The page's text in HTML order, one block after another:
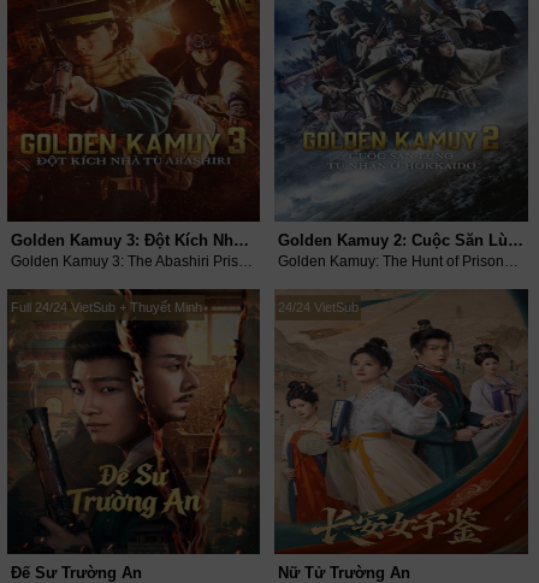
Golden Kamuy 3: Đột Kích Nhà Tù Abashiri
Golden Kamuy 3: The Abashiri Prison Raid (2026)
Golden Kamuy 2: Cuộc Săn Lùng Tù Nhân Ở Hokkaido
Golden Kamuy: The Hunt of Prisoners in Hokkaido (2024)
Full 24/24 VietSub + Thuyết Minh
Đế Sư Trường An
24/24 VietSub
Nữ Tử Trường An